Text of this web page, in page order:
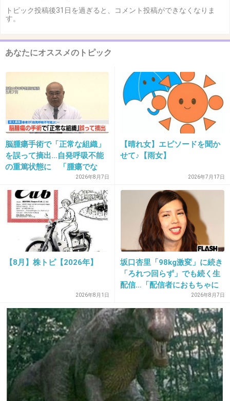
トピック投稿後31日を過ぎると、コメント投稿ができなくなりま
す。
あなたにオススメのトピック
脳腫瘍手術で「正常な組織」
を誤って摘出…自発呼吸不能
の重篤状態に 「腫瘍でな
い」結果出ても“勘違い”で摘
出継続 通常の生活送ってい
た患者が手足も動かず 京大
病院
2026年8月7日
【晴れ女】エピソードを聞か
せて♪【雨女】
2026年7月17日
【8月】株トピ【2026年】
2026年8月1日
坂口杏里「98kg激変」に続き
「ろれつ回らず」でも続く生
配信…「配信者におもちゃに
されてる」知人は懸念表明
2026年8月7日